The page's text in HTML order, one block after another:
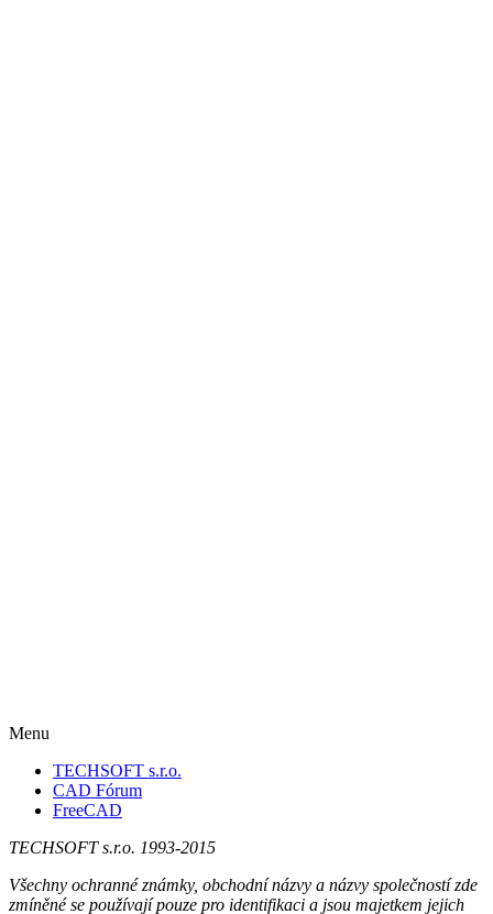
Menu
TECHSOFT s.r.o.
CAD Fórum
FreeCAD
TECHSOFT s.r.o. 1993-2015
Všechny ochranné známky, obchodní názvy a názvy společností zde
zmíněné se používají pouze pro identifikaci a jsou majetkem jejich